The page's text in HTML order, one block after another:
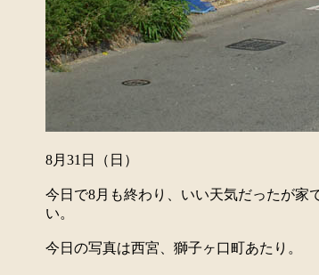
8月31日（日）
今日で8月も終わり、いい天気だったが家
い。
今日の写真は西宮、獅子ヶ口町あたり。